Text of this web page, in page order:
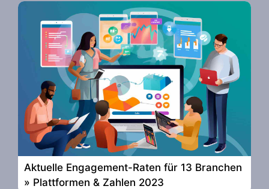
Aktuelle Engagement-Raten für 13 Branchen
» Plattformen & Zahlen 2023